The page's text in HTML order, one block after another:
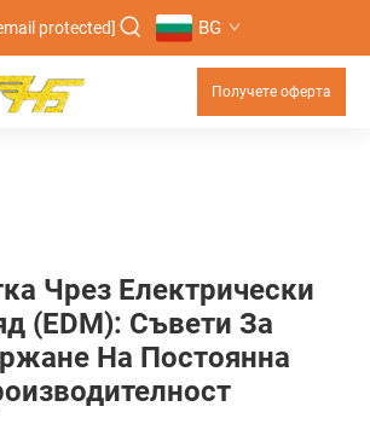
protected] BG
Получете оферта
Чрез Електрически
(EDM): Съвети За
На Постоянна